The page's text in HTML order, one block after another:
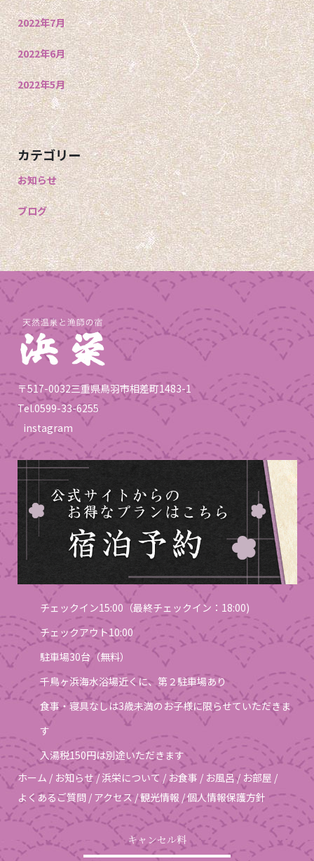
2022年7月
2022年6月
2022年5月
カテゴリー
お知らせ
ブログ
〒517-0032三重県鳥羽市相差町1483-1
Tel.0599-33-6255
instagram
チェックイン15:00（最終チェックイン：18:00)
チェックアウト10:00
駐車場30台（無料）
千鳥ヶ浜海水浴場近くに、第２駐車場あり
食事・寝具なしは3歳未満のお子様に限らせていただきま
す
入湯税150円は別途いただきます
ホーム / お知らせ/浜栄について / お食事 / お風呂/ お部屋 /
よくあるご質問/ アクセス/観光情報 /個人情報保護方針
キャンセル料